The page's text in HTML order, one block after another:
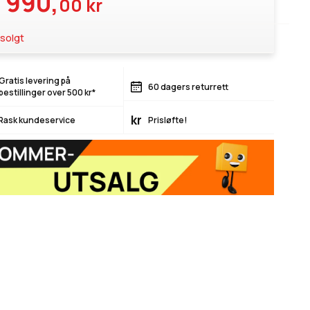
00 kr
levering på
over 500 kr*
60 dagers returrett
kundeservice kr Prisløfte!